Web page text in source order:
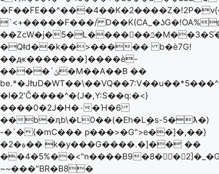
`<+�����F���/
��ZcW�j�5�L������ݿ�M��3�S֝������9��A�%��U����~�d�G���S�>A�(=�6�������#C����U�m���^�,Ċ|
�Qǂd��k��>����� b�ѐ7G!
��ԫ�������]����ѐ-
����`ݶ�M��A��B ��
be.*�JԽD�WT��\��VQ��7:V��u��*5���^
�I�2'Č����^�(J�,Y:S��q:�<}
����0�2J�H�٠�Ή�6
��b�ԯb\�L0��(�Eh�Lۣ�s-5�ƛ�)
-�`�(�mC��� p���>�G">e��]�,��}
�ة�2�� k�у���G����.�]�� ��
��4�5%��<"n����B9
~~���"BR�B8�